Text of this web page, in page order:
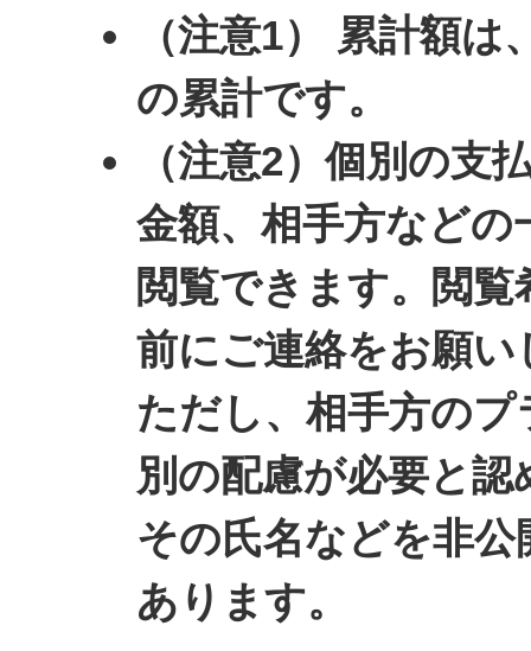
（注意1） 累計額は
の累計です。
（注意2）個別の支
金額、相手方などの
閲覧できます。閲
前にご連絡をお願い
ただし、相手方の
別の配慮が必要と
その氏名などを非
あります。